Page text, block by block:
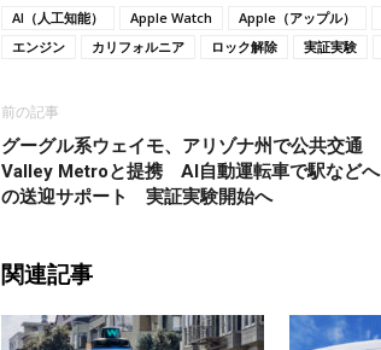
AI（人工知能） Apple Watch Apple（アップル）
エンジン
カリフォルニア ロック解除 実証実験
前の記事
グーグル系ウェイモ、アリゾナ州で公共交通
Valley Metroと提携 AI自動運転車で駅などへ
の送迎サポート 実証実験開始へ
関連記事